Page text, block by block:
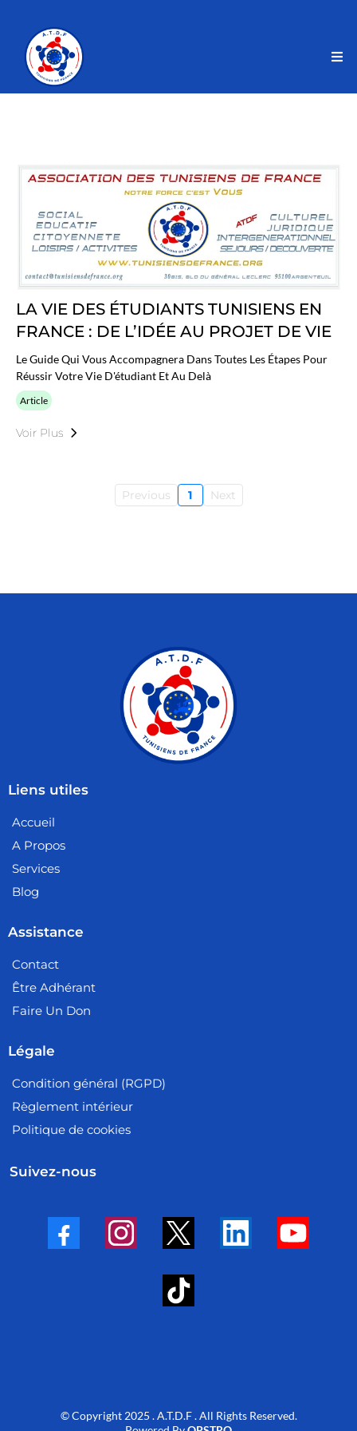
LA VIE DES ÉTUDIANTS TUNISIENS EN
FRANCE : DE L’IDÉE AU PROJET DE VIE
Le Guide Qui Vous Accompagnera Dans Toutes Les Étapes Pour
Réussir Votre Vie D'étudiant Et Au Delà
Article
Voir Plus
Previous 1 Next
Liens utiles
Accueil
A Propos
Services
Blog
Assistance
Contact
Être Adhérant
Faire Un Don
Légale
Condition général (RGPD)
Règlement intérieur
Politique de cookies
Suivez-nous
© Copyright 2025 . A.T.D.F . All Rights Reserved.